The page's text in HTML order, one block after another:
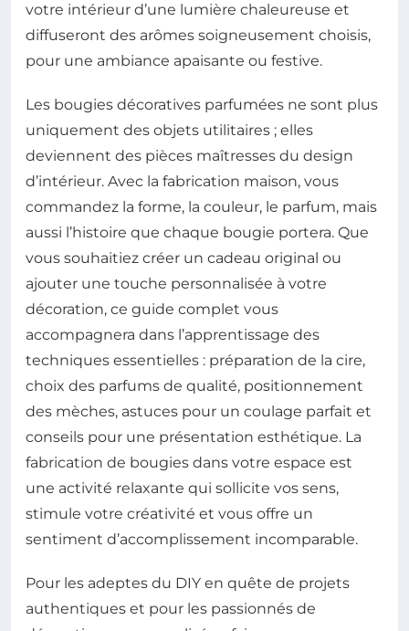
votre intérieur d’une lumière chaleureuse et
diffuseront des arômes soigneusement choisis,
pour une ambiance apaisante ou festive.
Les bougies décoratives parfumées ne sont plus
uniquement des objets utilitaires ; elles
deviennent des pièces maîtresses du design
d’intérieur. Avec la fabrication maison, vous
commandez la forme, la couleur, le parfum, mais
aussi l’histoire que chaque bougie portera. Que
vous souhaitiez créer un cadeau original ou
ajouter une touche personnalisée à votre
décoration, ce guide complet vous
accompagnera dans l’apprentissage des
techniques essentielles : préparation de la cire,
choix des parfums de qualité, positionnement
des mèches, astuces pour un coulage parfait et
conseils pour une présentation esthétique. La
fabrication de bougies dans votre espace est
une activité relaxante qui sollicite vos sens,
stimule votre créativité et vous offre un
sentiment d’accomplissement incomparable.
Pour les adeptes du DIY en quête de projets
authentiques et pour les passionnés de